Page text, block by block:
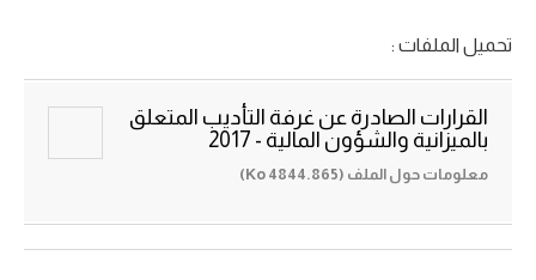
تحميل الملفات :
القرارات الصادرة عن غرفة التأديب المتعلق
بالميزانية والشؤون المالية - 2017
معلومات حول الملف (4844.865 Ko)